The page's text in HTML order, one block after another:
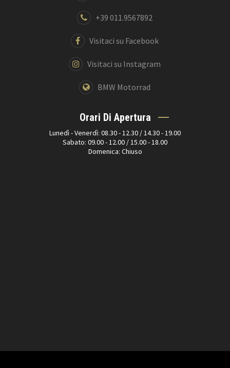
+39 011.9567892
Visitaci su Facebook
Visitaci su Instagram
BMW Motorrad
Orari Di Apertura
Lunedì - Venerdì: 08.30 - 12.30 / 14.30 - 19.00
Sabato: 09.00 - 12.00 / 15.00 - 18.00
Domenica: Chiuso